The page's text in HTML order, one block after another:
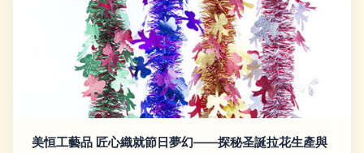
美恒工藝品 匠心織就節日夢幻——探秘圣誕拉花生產與